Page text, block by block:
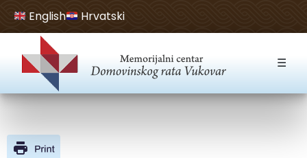
Open toolbar
English Hrvatski
☰